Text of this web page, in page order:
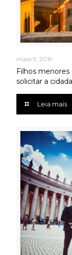
maio 9, 2019
Filhos menores
solicitar a
Leia mais